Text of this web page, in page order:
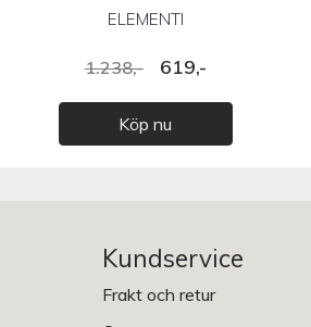
ELEMENTI
1.238,- 619,-
Köp nu
Kundservice
Frakt och retur